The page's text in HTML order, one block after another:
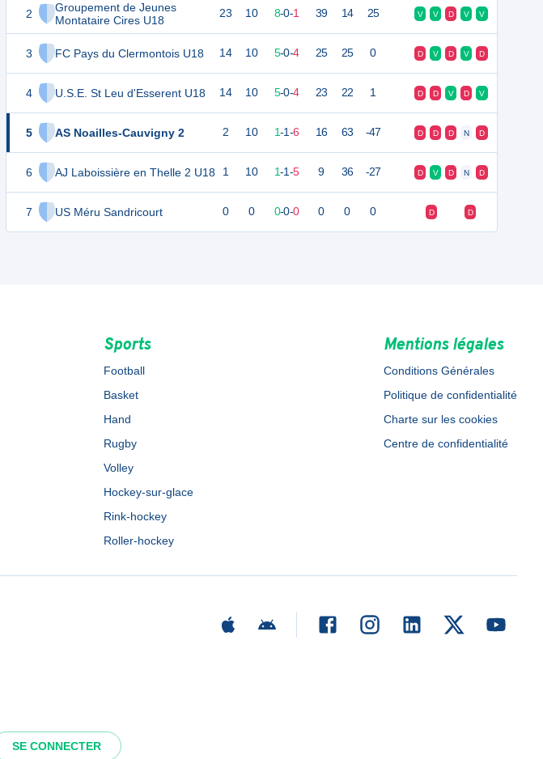
SE CONNECTER
2
Groupement de Jeunes
Montataire Cires U18
3 FC Pays du Clermontois U18
4 U.S.E. St Leu d'Esserent U18
5 AS Noailles-Cauvigny 2
6 AJ Laboissière en Thelle 2 U18
7 US Méru Sandricourt
23 10 8-0-1 39 14 25 V V D V V
14 10 5-0-4 25 25 0 D V D V D
14 10 5-0-4 23 22 1 D D V D V
2 10 1-1-6 16 63 -47 D D D N D
1 10 1-1-5 9 36 -27 D V D N D
0 0 0-0-0 0 0 0 D D
Sports
Football
Basket
Hand
Rugby
Volley
Hockey-sur-glace
Rink-hockey
Roller-hockey
Mentions légales
Conditions Générales
Politique de confidentialité
Charte sur les cookies
Centre de confidentialité